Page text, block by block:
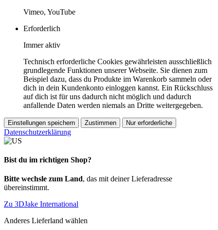
Vimeo, YouTube
Erforderlich
Immer aktiv
Technisch erforderliche Cookies gewährleisten ausschließlich
grundlegende Funktionen unserer Webseite. Sie dienen zum
Beispiel dazu, dass du Produkte im Warenkorb sammeln oder
dich in dein Kundenkonto einloggen kannst. Ein Rückschluss
auf dich ist für uns dadurch nicht möglich und dadurch
anfallende Daten werden niemals an Dritte weitergegeben.
Einstellungen speichern Zustimmen Nur erforderliche
Datenschutzerklärung
Bist du im richtigen Shop?
Bitte wechsle zum Land, das mit deiner Lieferadresse
übereinstimmt.
Zu 3DJake International
Anderes Lieferland wählen